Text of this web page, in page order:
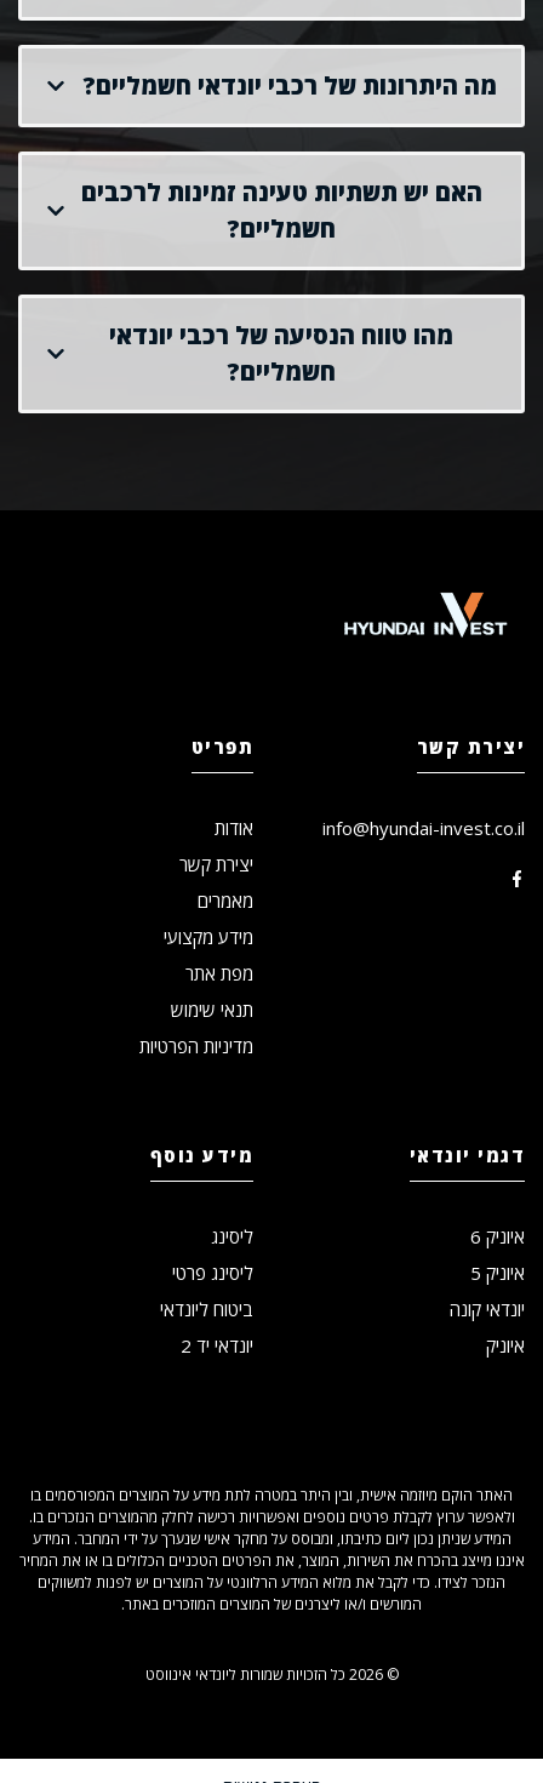
מה היתרונות של רכבי יונדאי חשמליים?
האם יש תשתיות טעינה זמינות לרכבים
חשמליים?
מהו טווח הנסיעה של רכבי יונדאי
חשמליים?
יצירת קשר
info@hyundai-invest.co.il
תפריט
אודות
יצירת קשר
מאמרים
מידע מקצועי
מפת אתר
תנאי שימוש
מדיניות הפרטיות
דגמי יונדאי
איוניק 6
איוניק 5
יונדאי קונה
איוניק
מידע נוסף
ליסינג
ליסינג פרטי
ביטוח ליונדאי
יונדאי יד 2
האתר הוקם מיוזמה אישית, ובין היתר במטרה לתת מידע על המוצרים המפורסמים בו
ולאפשר ערוץ לקבלת פרטים נוספים ואפשרויות רכישה לחלק מהמוצרים הנזכרים בו.
המידע שניתן נכון ליום כתיבתו, ומבוסס על מחקר אישי שנערך על ידי המחבר. המידע
איננו מייצג בהכרח את השירות, המוצר, את הפרטים הטכניים הכלולים בו או את המחיר
הנזכר לצידו. כדי לקבל את מלוא המידע הרלוונטי על המוצרים יש לפנות למשווקים
המורשים ו/או ליצרנים של המוצרים המוזכרים באתר.
© 2026 כל הזכויות שמורות ליונדאי אינווסט